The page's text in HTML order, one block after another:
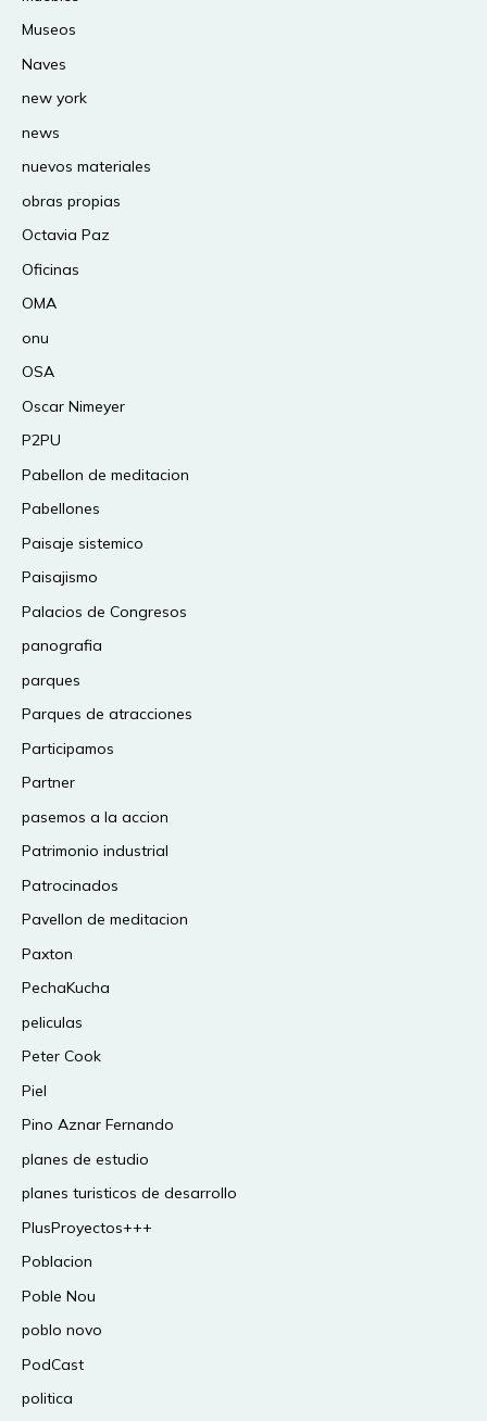
Museos
Naves
new york
news
nuevos materiales
obras propias
Octavia Paz
Oficinas
OMA
onu
OSA
Oscar Nimeyer
P2PU
Pabellon de meditacion
Pabellones
Paisaje sistemico
Paisajismo
Palacios de Congresos
panografia
parques
Parques de atracciones
Participamos
Partner
pasemos a la accion
Patrimonio industrial
Patrocinados
Pavellon de meditacion
Paxton
PechaKucha
peliculas
Peter Cook
Piel
Pino Aznar Fernando
planes de estudio
planes turisticos de desarrollo
PlusProyectos+++
Poblacion
Poble Nou
poblo novo
PodCast
politica